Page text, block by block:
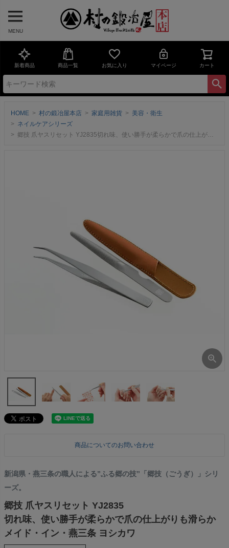
MENU
新着商品 商品一覧 お気に入り マイページ カート
HOME 村の鍛冶屋本店 家庭用雑貨
美容・衛生
ネイルケアシリーズ
郷技 爪ヤスリセット YJ2835切れ味、使い勝手が柔らかで爪の仕上がりも滑らかメイド・イン・燕三条 ヨシカワ
商品についてのお問い合わせ
新潟県・燕三条の職人による”ふる郷の技”「郷技（ごうぎ）」シリ
ーズ。
郷技 爪ヤスリセット YJ2835
切れ味、使い勝手が柔らかで爪の仕上がりも滑らか
メイド・イン・燕三条 ヨシカワ